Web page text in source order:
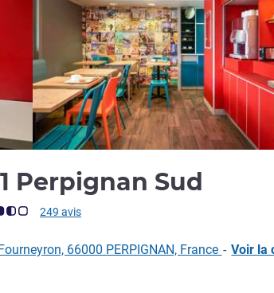
Perpignan Sud
(Note ALL)
249 avis
66000 PERPIGNAN, France - Voir la